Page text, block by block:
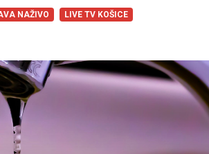
NAŽIVO LIVE TV KOŠICE